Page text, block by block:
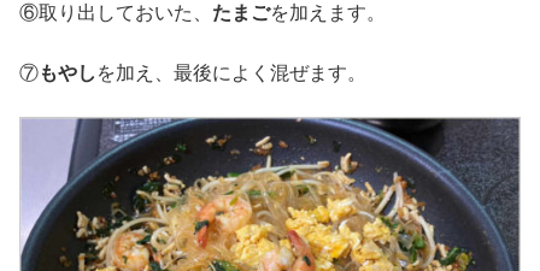
⑥取り出しておいた、 たまごを加えます。
⑦もやし を加え、最後によく混ぜます。